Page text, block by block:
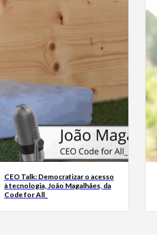
CEO Talk: Democratizar o acesso
à tecnologia, João Magalhães, da
Code for All_